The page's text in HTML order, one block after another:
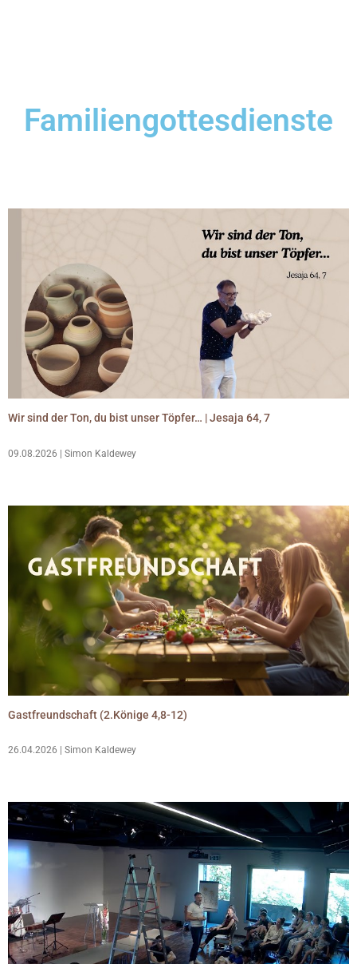
Familiengottesdienste
Wir sind der Ton, du bist unser Töpfer… | Jesaja 64, 7
09.08.2026 | Simon Kaldewey
Gastfreundschaft (2.Könige 4,8-12)
26.04.2026 | Simon Kaldewey